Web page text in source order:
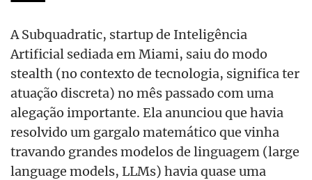
A Subquadratic, startup de Inteligência
Artificial sediada em Miami, saiu do modo
stealth (no contexto de tecnologia, significa ter
atuação discreta) no mês passado com uma
alegação importante. Ela anunciou que havia
resolvido um gargalo matemático que vinha
travando grandes modelos de linguagem (large
language models, LLMs) havia quase uma